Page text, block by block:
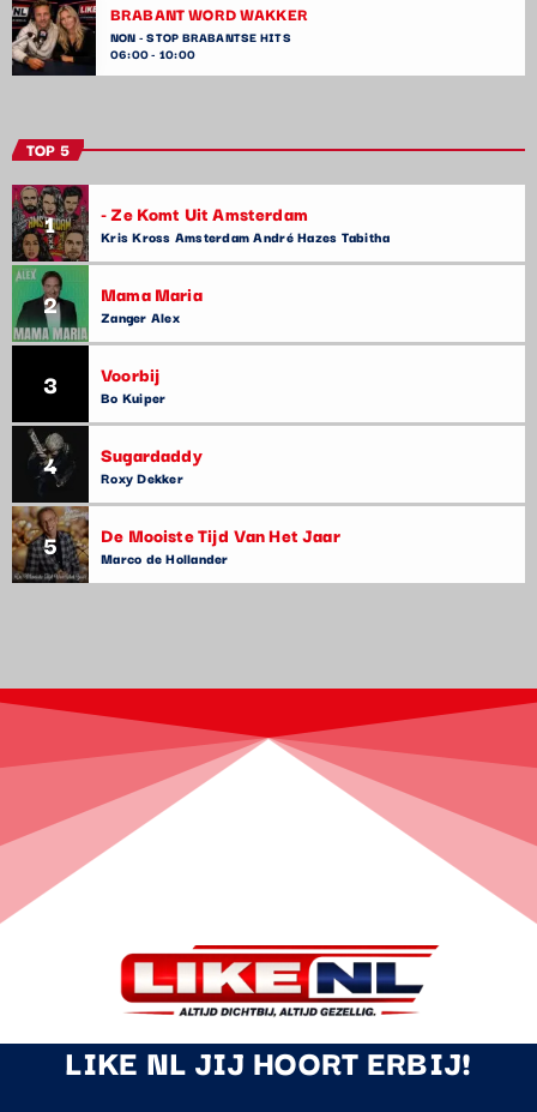
BRABANT WORD WAKKER
NON - STOP BRABANTSE HITS
06:00 - 10:00
TOP 5
1 - Ze Komt Uit Amsterdam
Kris Kross Amsterdam André Hazes Tabitha
2 Mama Maria
Zanger Alex
3 Voorbij
Bo Kuiper
4 Sugardaddy
Roxy Dekker
5 De Mooiste Tijd Van Het Jaar
Marco de Hollander
LIKE NL JIJ HOORT ERBIJ!